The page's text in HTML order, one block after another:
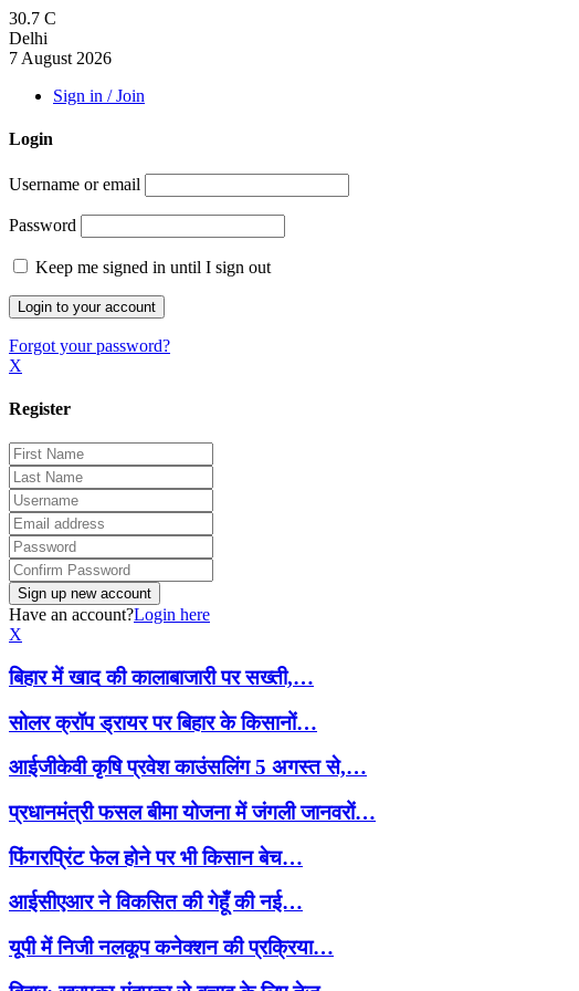
30.7 C
Delhi
7 August 2026
Sign in / Join
Login
Username or email
Password
Keep me signed in until I sign out
Forgot your password?
X
Register
Have an account?Login here
X
बिहार में खाद की कालाबाजारी पर सख्ती,…
सोलर क्रॉप ड्रायर पर बिहार के किसानों…
आईजीकेवी कृषि प्रवेश काउंसलिंग 5 अगस्त से,…
प्रधानमंत्री फसल बीमा योजना में जंगली जानवरों…
फिंगरप्रिंट फेल होने पर भी किसान बेच…
आईसीएआर ने विकसित की गेहूँ की नई…
यूपी में निजी नलकूप कनेक्शन की प्रक्रिया…